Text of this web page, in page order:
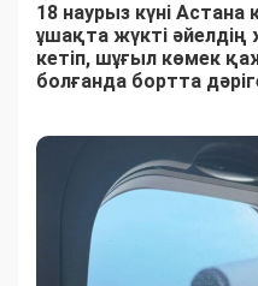
18 наурыз күні
ұшақта жүкті
кетіп, шұғыл көмек
болғанда бортта